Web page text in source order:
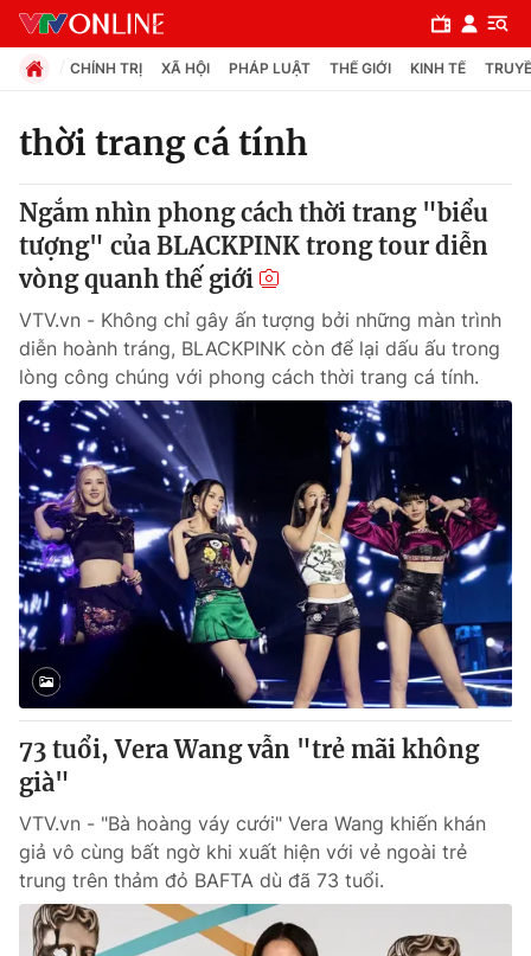
Chuyên mục
Chính trị
Pháp luật
Y tế
Thế giới
Tin tức
Thế giới đó đây
Câu chuyện quốc tế
Kinh tế
Tài chính
Thị trường
Góc doanh nghiệp
Dữ liệu và đời sống
Truyền hình
Phim VTV
Hậu trường
Nhân vật
Khán giả
Giải trí
Điện ảnh
Âm nhạc
Sao
Đời sống
Du lịch
Làm đẹp
Giáo dục
CHÍNH TRỊ XÃ HỘI PHÁP LUẬT THẾ GIỚI KINH TẾ
thời trang cá tính
Ngắm nhìn phong cách thời trang "biểu
tượng" của BLACKPINK trong tour diễn
vòng quanh thế giới
VTV.vn - Không chỉ gây ấn tượng bởi những màn trình
diễn hoành tráng, BLACKPINK còn để lại dấu ấu trong
lòng công chúng với phong cách thời trang cá tính.
73 tuổi, Vera Wang vẫn "trẻ mãi không
già"
VTV.vn - "Bà hoàng váy cưới" Vera Wang khiến khán
giả vô cùng bất ngờ khi xuất hiện với vẻ ngoài trẻ
trung trên thảm đỏ BAFTA dù đã 73 tuổi.